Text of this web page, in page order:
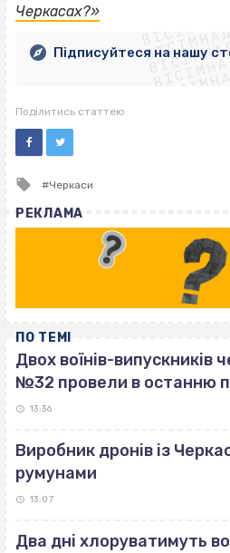
Черкасах?»
Підписуйтеся на нашу
Поділитись статтею
Tagged
Черкаси
РЕКЛАМА
ПО ТЕМІ
Двох воїнів-випускників
№32 провели в останню
13:36
Виробник дронів із
румунами
13:07
Два дні хлоруватимуть